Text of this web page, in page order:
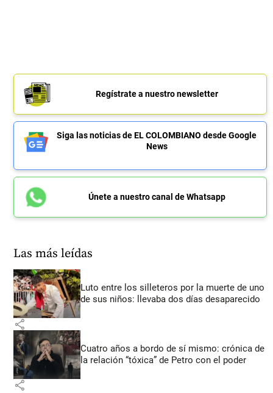
Regístrate a nuestro newsletter
Siga las noticias de EL COLOMBIANO desde Google
News
Únete a nuestro canal de Whatsapp
Las más leídas
Luto entre los silleteros por la muerte de uno
de sus niños: llevaba dos días desaparecido
share
Cuatro años a bordo de sí mismo: crónica de
la relación “tóxica” de Petro con el poder
share